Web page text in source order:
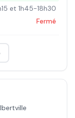
et 1h45-18h30
Fermé